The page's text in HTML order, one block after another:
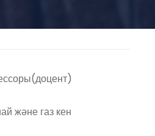
және газ кен